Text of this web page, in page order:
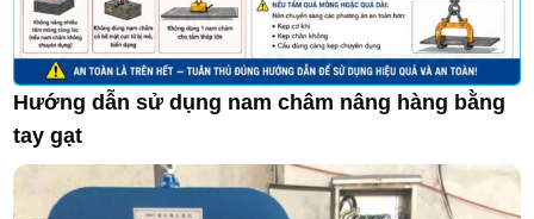
Hướng dẫn sử dụng nam châm nâng hàng bằng
tay gạt